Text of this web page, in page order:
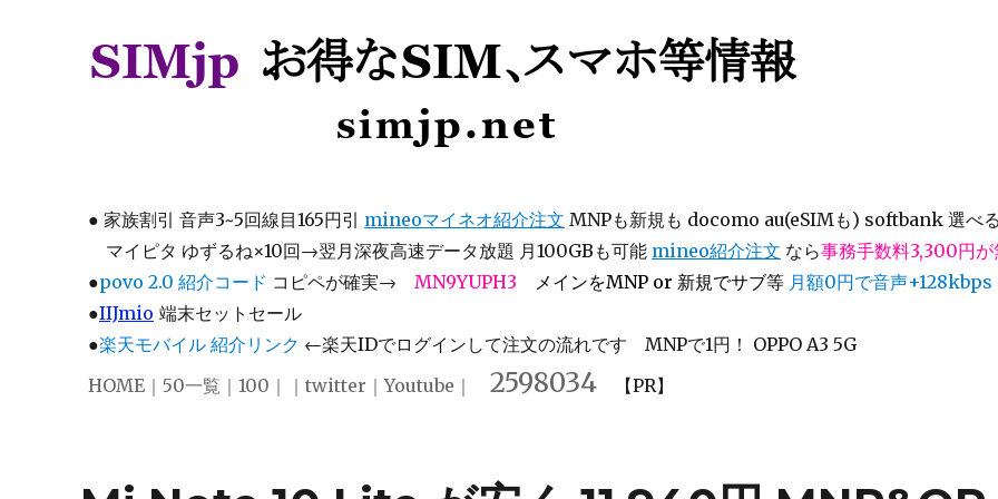
● 家族割引 音声3~5回線目165円引 mineoマイネオ紹介注文 MNPも新規も docomo au(eSIMも) softbank 選べる
マイピタ ゆずるね×10回→翌月深夜高速データ放題 月100GBも可能 mineo紹介注文 なら事務手数料3,300円が
●povo 2.0 紹介コード コピペが確実→ MN9YUPH3 メインをMNP or 新規でサブ等 月額0円で音声+128kbps
●IIJmio 端末セットセール
●楽天モバイル 紹介リンク ←楽天IDでログインして注文の流れです MNPで1円！ OPPO A3 5G
HOME ｜ 50一覧 ｜ 100 ｜｜ twitter ｜Youtube ｜ 2598034 【PR】